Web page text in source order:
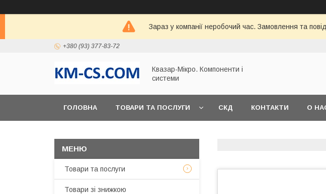
Зараз у компанії неробочий час. Замовлення та
+380 (93) 377-83-72
Квазар-Мікро. Компоненти і
системи
ГОЛОВНА ТОВАРИ ТА ПОСЛУГИ СКД КОНТАКТИ О
Товари та послуги
Товари зі знижкою